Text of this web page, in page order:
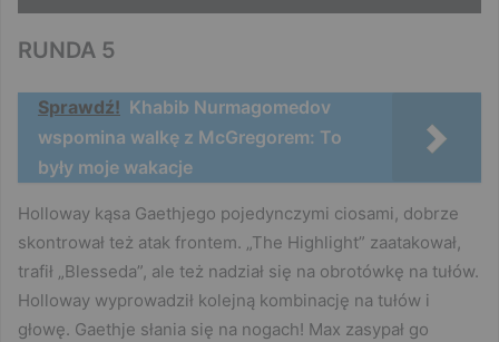
RUNDA 5
Sprawdź! Khabib Nurmagomedov
wspomina walkę z McGregorem: To
były moje wakacje
Holloway kąsa Gaethjego pojedynczymi ciosami, dobrze
skontrował też atak frontem. „The Highlight” zaatakował,
trafił „Blesseda”, ale też nadział się na obrotówkę na tułów.
Holloway wyprowadził kolejną kombinację na tułów i
głowę. Gaethje słania się na nogach! Max zasypał go